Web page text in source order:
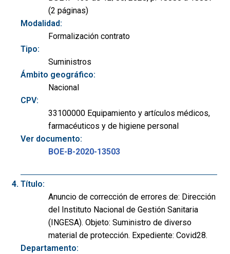
(2 páginas)
Modalidad:
Formalización contrato
Tipo:
Suministros
Ámbito geográfico:
Nacional
CPV:
33100000 Equipamiento y artículos médicos,
farmacéuticos y de higiene personal
Ver documento:
BOE-B-2020-13503
Título:
Anuncio de corrección de errores de: Dirección
del Instituto Nacional de Gestión Sanitaria
(INGESA). Objeto: Suministro de diverso
material de protección. Expediente: Covid28.
Departamento: